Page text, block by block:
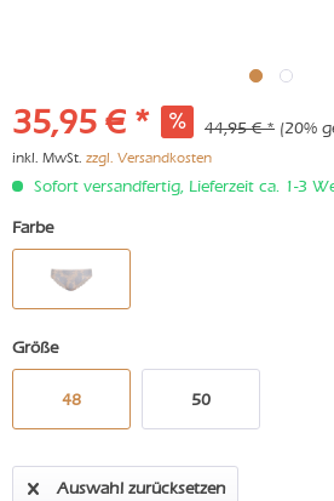
35,95 € * 44,95 € * (20%
inkl. MwSt. zzgl. Versandkosten
Sofort versandfertig, Lieferzeit ca. 1-3
Farbe
Größe
48 50
Auswahl zurücksetzen